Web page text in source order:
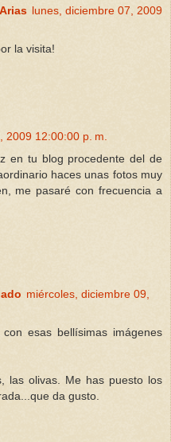
lunes, diciembre 07, 2009
la visita!
2009 12:00:00 p. m.
en tu blog procedente del de
haces unas fotos muy
me pasaré con frecuencia a
miércoles, diciembre 09,
esas bellísimas imágenes
las olivas. Me has puesto los
da gusto.